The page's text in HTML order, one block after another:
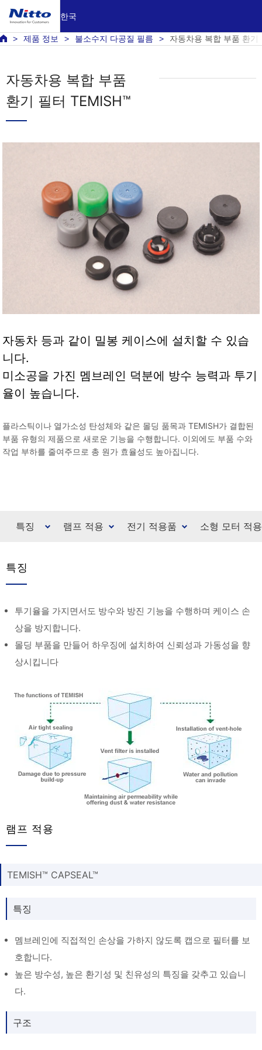
한국
제품 정보 불소수지 다공질 필름 자동차용 복합 부품 환
자동차용 복합 부품
환기 필터 TEMISH™
자동차 등과 같이 밀봉 케이스에 설치할 수 있습
니다.
미소공을 가진 멤브레인 덕분에 방수 능력과 투기
율이 높습니다.
플라스틱이나 열가소성 탄성체와 같은 몰딩 품목과 TEMISH가 결합된
부품 유형의 제품으로 새로운 기능을 수행합니다. 이외에도 부품 수와
작업 부하를 줄여주므로 총 원가 효율성도 높아집니다.
특징 램프 적용 전기 적용품 소형 모터 적
특징
투기율을 가지면서도 방수와 방진 기능을 수행하며 케이스 손
상을 방지합니다.
몰딩 부품을 만들어 하우징에 설치하여 신뢰성과 가동성을 향
상시킵니다
램프 적용
TEMISH™ CAPSEAL™
특징
멤브레인에 직접적인 손상을 가하지 않도록 캡으로 필터를 보
호합니다.
높은 방수성, 높은 환기성 및 친유성의 특징을 갖추고 있습니
다.
구조